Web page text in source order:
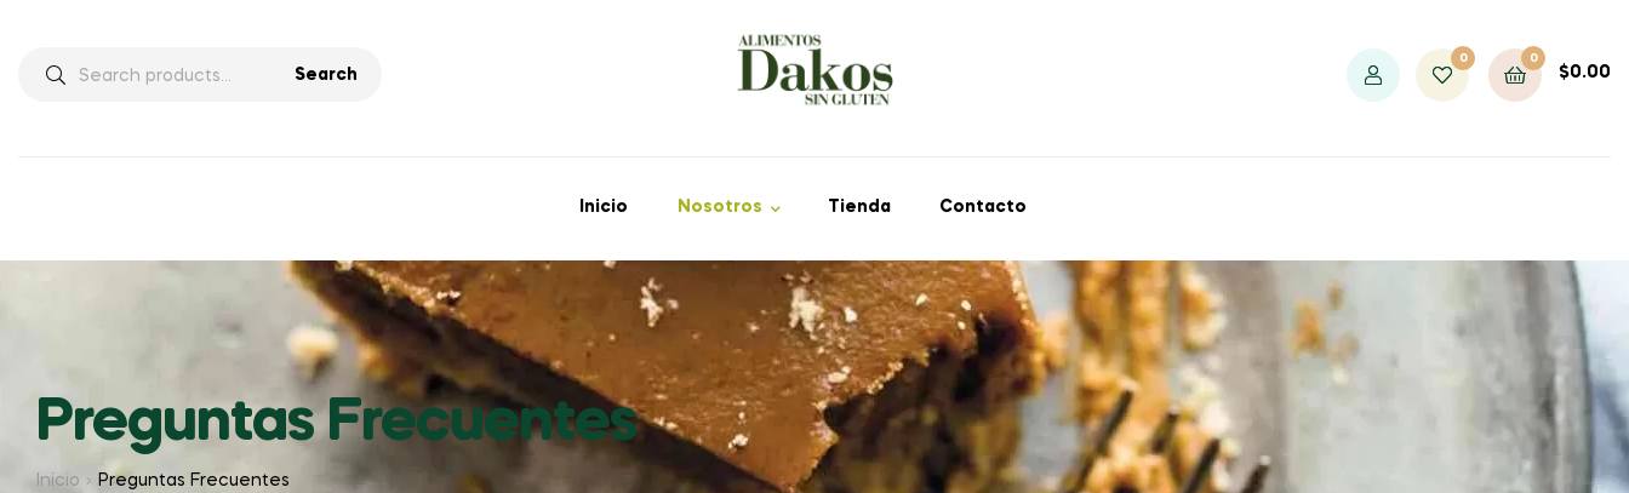
Search
0 0
$0.00
Inicio Nosotros Tienda Contacto
Preguntas Frecuentes
Inicio Preguntas Frecuentes